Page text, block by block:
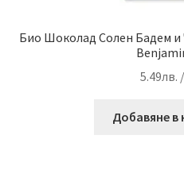
Био Шоколад Солен Бадем
5.49лв.
Добавяне в